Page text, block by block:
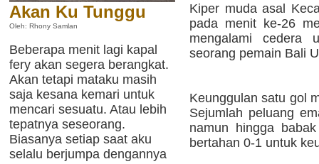
Akan Ku Tunggu
Oleh: Rhony Samlan
Beberapa menit lagi kapal
fery akan segera berangkat.
Akan tetapi mataku masih
saja kesana kemari untuk
mencari sesuatu. Atau lebih
tepatnya seseorang.
Biasanya setiap saat aku
selalu berjumpa dengannya
Kiper muda asal
pada menit ke-26
mengalami cedera
seorang pemain Bali
Keunggulan satu gol
Sejumlah peluang
namun hingga
bertahan 0-1 untuk